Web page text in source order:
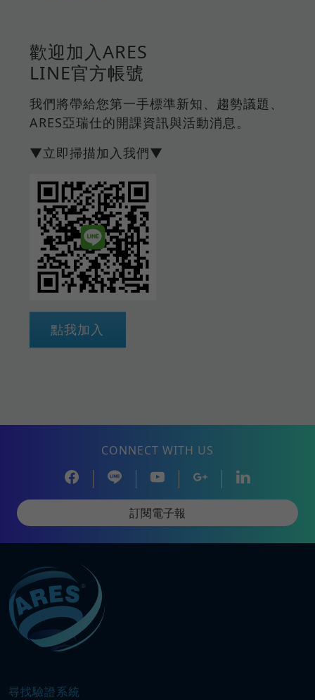
歡迎加入ARES
LINE官方帳號
我們將帶給您第一手標準新知、趨勢議題、
ARES亞瑞仕的開課資訊與活動消息。
▼立即掃描加入我們▼
點我加入
CONNECT WITH US
訂閱電子報
尋找驗證系統